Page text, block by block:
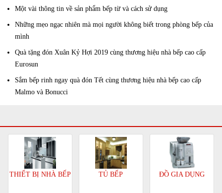
Một vài thông tin về sản phẩm bếp từ và cách sử dụng
Những mẹo ngạc nhiên mà mọi người không biết trong phòng bếp của
mình
Quà tặng đón Xuân Kỷ Hợi 2019 cùng thương hiệu nhà bếp cao cấp
Eurosun
Sắm bếp rinh ngay quà đón Tết cùng thương hiệu nhà bếp cao cấp
Malmo và Bonucci
THIẾT BỊ NHÀ BẾP TỦ BẾP ĐỒ GIA DỤNG